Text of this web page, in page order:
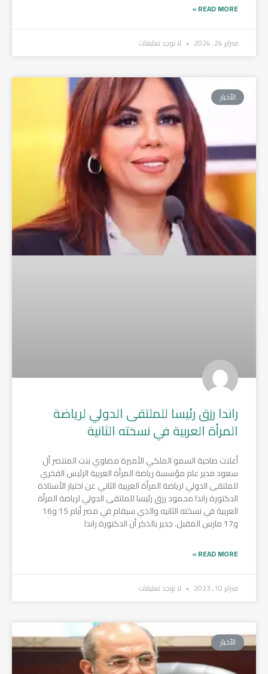
READ MORE »
فبراير 24, 2024 لا توجد تعليقات
الأخبار
راندا رزق رئيسا للملتقى الدولي لرياضة
المرأة العربية في نسخته الثانية
أعلنت صاحبة السمو الملكي الأميرة مضاوي بنت المنتصر أل
سعود مدير عام مؤسسة رياضة المرأة العربية الرئيس الفخري
للملتقى الدولي لرياضة المرأة العربية الثاني عن اختيار الأستاذة
الدكتورة راندا محمود رزق رئيسا للملتقى الدولي لرياضة المرأة
العربية في نسخته الثانيه والذي سيقام في مصر أيام 15 و16
و17 مارس المقبل. جدير بالذكر أن الدكتورة راندا
READ MORE »
فبراير 10, 2023 لا توجد تعليقات
الأخبار